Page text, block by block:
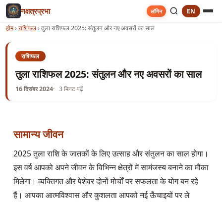
नक्षत्रप्रभा लॉगिन EN
होम›राशिफल›तुला राशिफल 2025: संतुलन और नए अवसरों का साल
राशिफल
तुला राशिफल 2025: संतुलन और नए अवसरों का साल
16 दिसंबर 2024 3 मिनट पढ़ें
सामान्य जीवन
2025 तुला राशि के जातकों के लिए उत्साह और संतुलन का साल होगा।
इस वर्ष आपको अपने जीवन के विभिन्न क्षेत्रों में सामंजस्य बनाने का मौका
मिलेगा। व्यक्तिगत और पेशेवर दोनों मोर्चों पर सफलता के योग बन रहे
हैं। आपका आत्मविश्वास और कुशलता आपको नई ऊँचाइयों पर ले